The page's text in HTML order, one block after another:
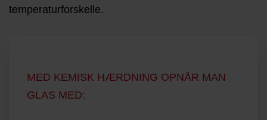
temperaturforskelle.
MED KEMISK HÆRDNING OPNÅR MAN
GLAS MED: